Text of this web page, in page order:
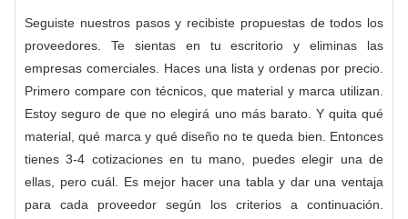
Seguiste nuestros pasos y recibiste propuestas de todos los
proveedores. Te sientas en tu escritorio y eliminas las
empresas comerciales. Haces una lista y ordenas por precio.
Primero compare con técnicos, que material y marca utilizan.
Estoy seguro de que no elegirá uno más barato. Y quita qué
material, qué marca y qué diseño no te queda bien. Entonces
tienes 3-4 cotizaciones en tu mano, puedes elegir una de
ellas, pero cuál. Es mejor hacer una tabla y dar una ventaja
para cada proveedor según los criterios a continuación.